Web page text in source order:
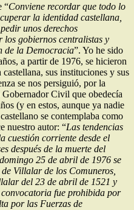
“Conviene recordar que todo lo
la identidad castellana,
unos derechos
gobiernos centralistas y
de la Democracia”. Yo he sido
a partir de 1976, se hicieron
sus instituciones y sus
se nos persiguió, por la
Civil que obedecía
(y en estos, aunque ya nadie
se contemplaba como
nuestro autor: “Las tendencias
cuestión corriente desde el
después de la muerte del
25 de abril de 1976 se
Villalar de los Comuneros,
del 23 de abril de 1521 y
fue prohibida por
por las Fuerzas de